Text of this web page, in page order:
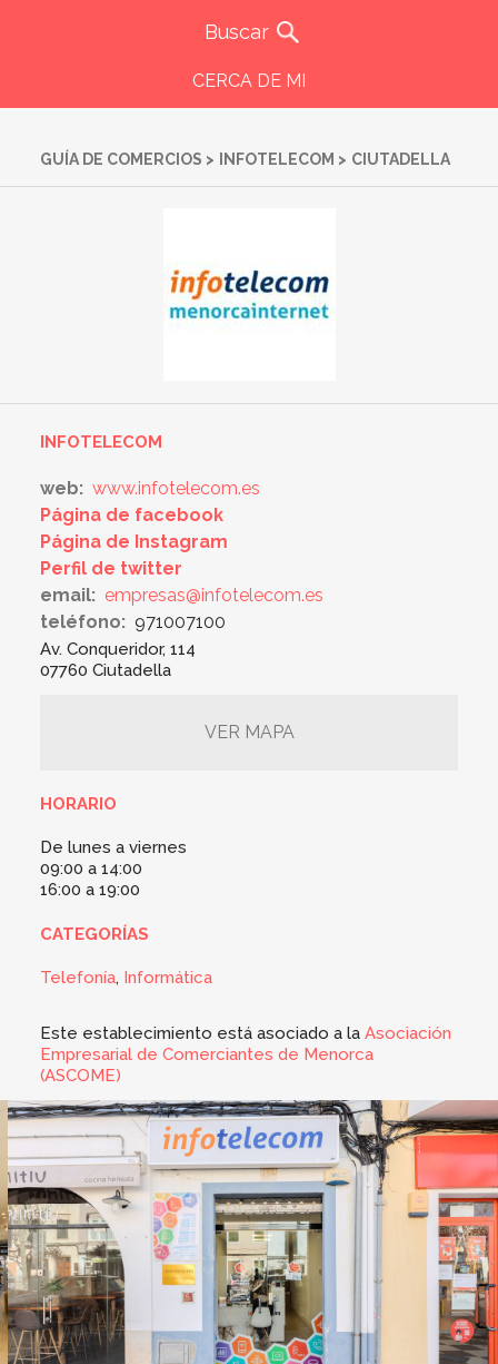
CERCA DE MI
GUÍA DE COMERCIOS > INFOTELECOM > CIUTADELLA
INFOTELECOM
web: www.infotelecom.es
Página de facebook
Página de Instagram
Perfil de twitter
email: empresas@infotelecom.es
teléfono: 971007100
Av. Conqueridor, 114
07760 Ciutadella
VER MAPA
HORARIO
De lunes a viernes
09:00 a 14:00
16:00 a 19:00
CATEGORÍAS
Telefonía, Informática
Este establecimiento está asociado a laAsociación
Empresarial de Comerciantes de Menorca
(ASCOME)